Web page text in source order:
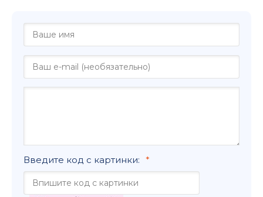
Введите код с картинки: